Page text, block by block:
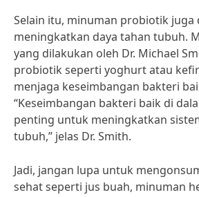
Selain itu, minuman probiotik juga
meningkatkan daya tahan tubuh.
yang dilakukan oleh Dr. Michael
probiotik seperti yoghurt atau
menjaga keseimbangan bakteri
“Keseimbangan bakteri baik di
penting untuk meningkatkan
tubuh,” jelas Dr. Smith.
Jadi, jangan lupa untuk
sehat seperti jus buah, minuman